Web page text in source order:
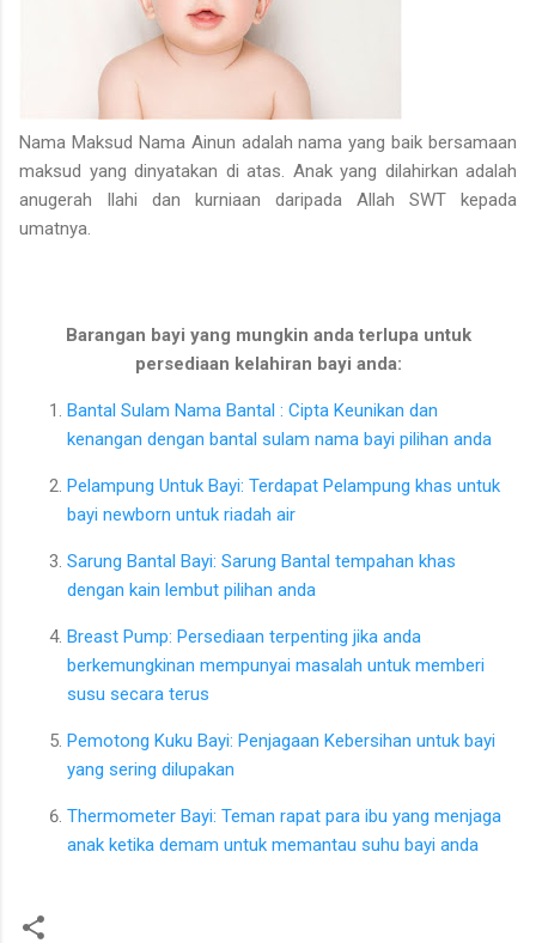
Nama Maksud Nama Ainun adalah nama yang baik bersamaan
maksud yang dinyatakan di atas. Anak yang dilahirkan adalah
anugerah Ilahi dan kurniaan daripada Allah SWT kepada
umatnya.
Barangan bayi yang mungkin anda terlupa untuk
persediaan kelahiran bayi anda:
Bantal Sulam Nama Bantal : Cipta Keunikan dan
kenangan dengan bantal sulam nama bayi pilihan anda
Pelampung Untuk Bayi: Terdapat Pelampung khas untuk
bayi newborn untuk riadah air
Sarung Bantal Bayi: Sarung Bantal tempahan khas
dengan kain lembut pilihan anda
Breast Pump: Persediaan terpenting jika anda
berkemungkinan mempunyai masalah untuk memberi
susu secara terus
Pemotong Kuku Bayi: Penjagaan Kebersihan untuk bayi
yang sering dilupakan
Thermometer Bayi: Teman rapat para ibu yang menjaga
anak ketika demam untuk memantau suhu bayi anda